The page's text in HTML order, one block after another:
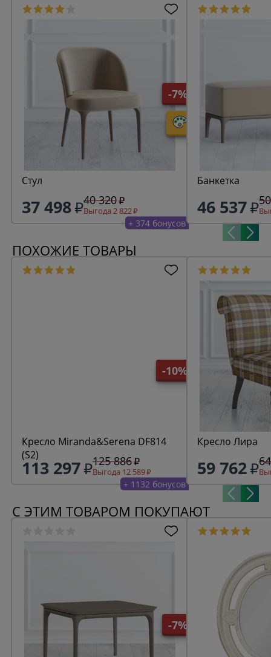
-7%
Стул
37 498 40 320
Выгода 2 822
+ 374 бонусов
Банкетка
46 537
ПОХОЖИЕ ТОВАРЫ
-10%
Кресло Miranda&Serena DF814
(S2)
113 297 125 886
Выгода 12 589
+ 1132 бонусов
Кресло Лира
59 762
С ЭТИМ ТОВАРОМ ПОКУПАЮТ
-7%